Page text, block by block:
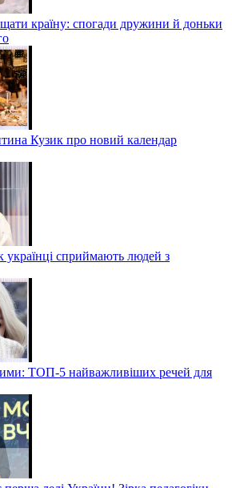
країну: спогади дружини й доньки
Кузик про новий календар
українці сприймають людей з
ТОП-5 найважливіших речей для